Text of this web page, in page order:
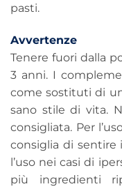
pasti.
Avvertenze
Tenere fuori dalla
3 anni. I
come sostituti di
sano stile di vita.
consigliata. Per
consiglia di sentire
l’uso nei casi di
più ingredienti